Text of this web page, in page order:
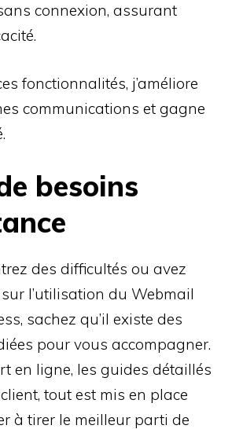
connexion, assurant
fonctionnalités, j’améliore
communications et gagne
besoins
des difficultés ou avez
l’utilisation du Webmail
sachez qu’il existe des
pour vous accompagner.
en ligne, les guides détaillés
tout est mis en place
à tirer le meilleur parti de